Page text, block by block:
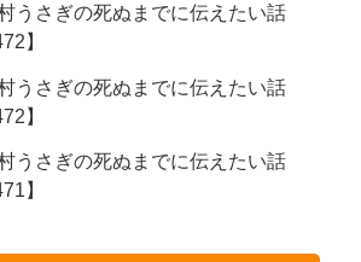
うさぎの死ぬまでに伝えたい話
】
うさぎの死ぬまでに伝えたい話
】
うさぎの死ぬまでに伝えたい話
】